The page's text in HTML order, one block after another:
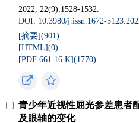
2022, 22(9):1528-1532.
DOI: 10.3980/j.issn.1672-
[摘要](901)
[HTML](0)
[PDF 661.16 K](1770)
青少年近视性屈光参差患者
及眼轴的变化